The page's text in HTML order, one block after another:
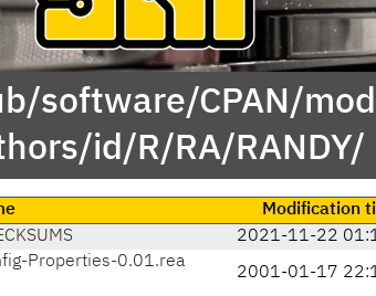
software/CPAN/
id/R/RA/RANDY/
Modification
2021-11-22
Properties-0.01.rea
2001-01-17